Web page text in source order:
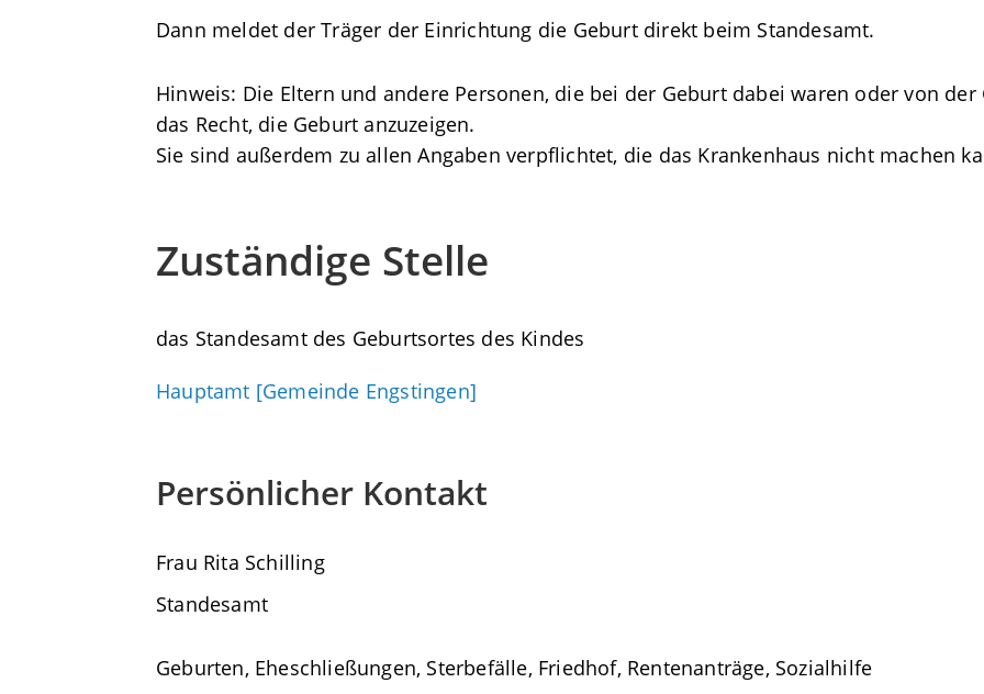
Dann meldet der Träger der Einrichtung die Geburt direkt beim Standesamt.
Hinweis: Die Eltern und andere Personen, die bei der Geburt dabei waren oder von
das Recht, die Geburt anzuzeigen.
Sie sind außerdem zu allen Angaben verpflichtet, die das Krankenhaus nicht machen
Zuständige Stelle
das Standesamt des Geburtsortes des Kindes
Hauptamt [Gemeinde Engstingen]
Persönlicher Kontakt
Frau Rita Schilling
Standesamt
Geburten, Eheschließungen, Sterbefälle, Friedhof, Rentenanträge, Sozialhilfe